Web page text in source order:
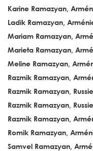
Karine Ramazyan,
Ladik Ramazyan,
Mariam Ramazyan,
Marieta Ramazyan,
Meline Ramazyan,
Razmik Ramazyan,
Razmik Ramazyan, Russie
Razmik Ramazyan, Russie
Razmik Ramazyan,
Romik Ramazyan,
Samvel Ramazyan,